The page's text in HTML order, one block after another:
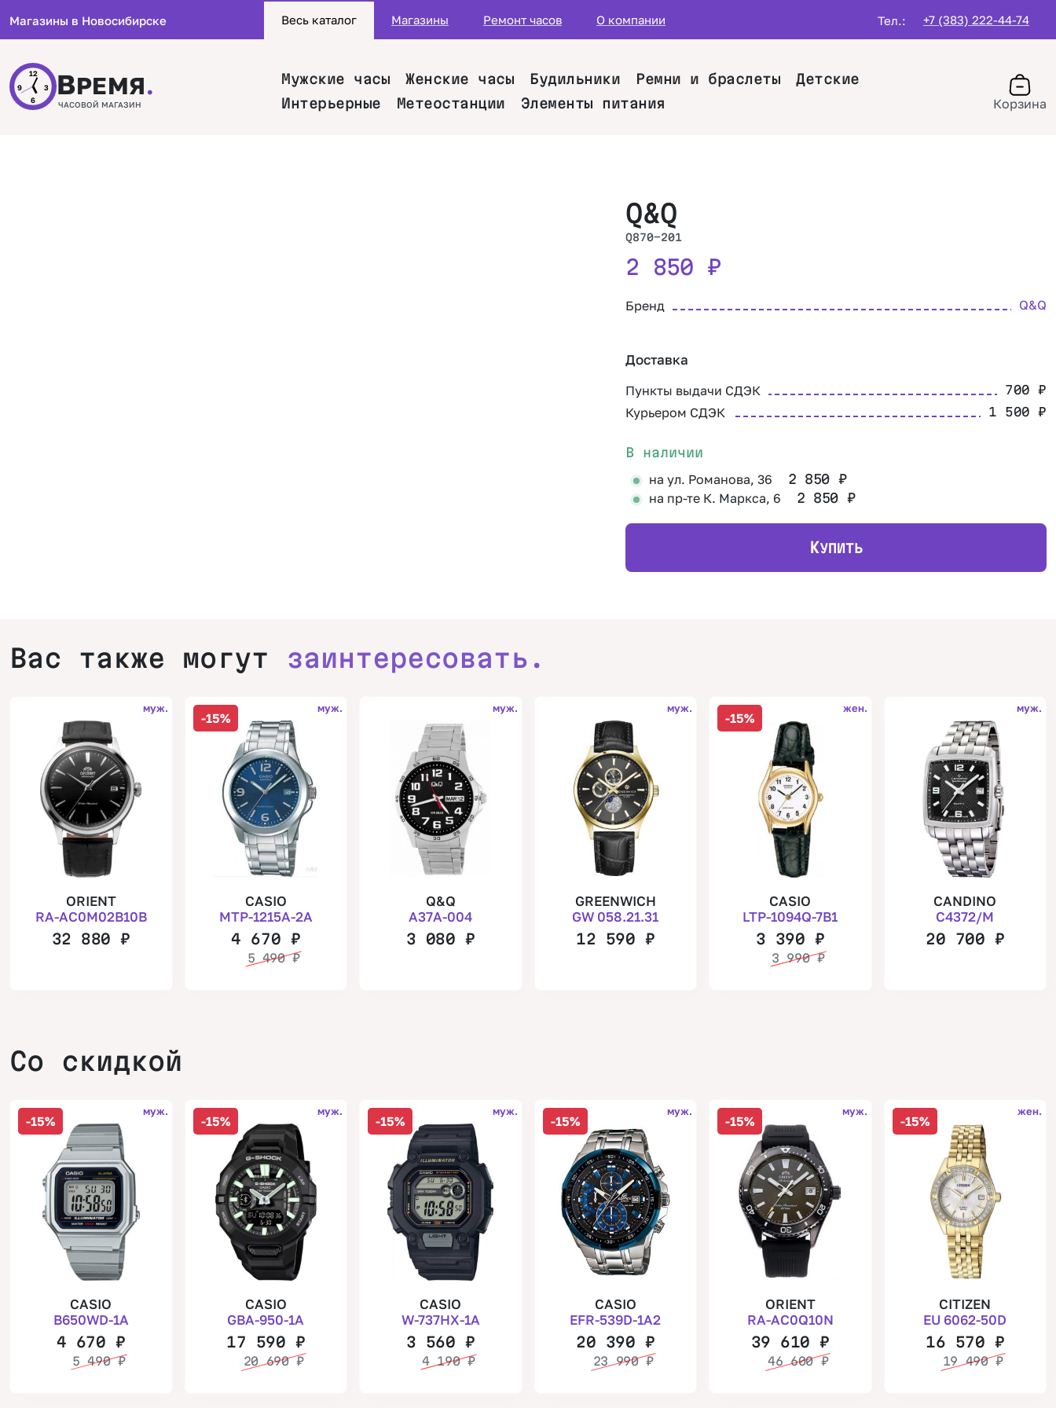
Магазины в Новосибирске Весь каталог Магазины Ремонт часов О компании Тел.: +7 (383) 222-44-74
12
3
6
9 ВРЕМЯ.
ЧАСОВОЙ МАГАЗИН
Мужские часы Женские часы Будильники Ремни и браслеты
Детские
Интерьерные
Метеостанции Элементы питания Корзина
Q&Q
Q870-201
2 850 ₽
Бренд Q&Q
Доставка
Пункты выдачи СДЭК 700₽
Курьером СДЭК 1 500₽
В наличии
на ул. Романова, 36 2 850 ₽
на пр-те К. Маркса, 6 2 850 ₽
КУПИТЬ
Вас также могут заинтересовать.
муж.
ORIENT
RA-AC0M02B10B
32 880₽
-15%
муж.
CASIO
MTP-1215A-2A
4 670 ₽
5 490₽
муж.
Q&Q
A37A-004
3 080₽
муж.
GREENWICH
GW 058.21.31
12 590 ₽
-15%
жен.
CASIO
LTP-1094Q-7B1
3 390₽
3 990₽
муж.
CANDINO
C4372/M
20 700 ₽
Со скидкой
-15%
муж.
CASIO
B650WD-1A
4 670₽
5 490₽
-15%
муж.
CASIO
GBA-950-1A
17 590 ₽
20 690₽
-15%
муж.
CASIO
W-737HX-1A
3 560₽
4 190₽
-15%
муж.
CASIO
EFR-539D-1A2
20 390 ₽
23 990₽
-15%
муж.
ORIENT
RA-AC0Q10N
39 610₽
46 600₽
-15%
жен.
CITIZEN
EU 6062-50D
16 570 ₽
19 490₽